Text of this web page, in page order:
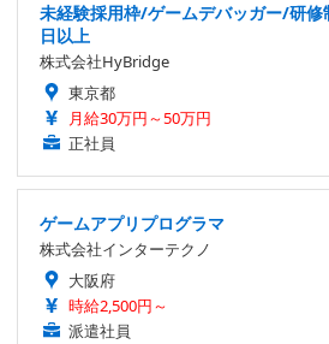
未経験採用枠/ゲームデバッガー/研
日以上
株式会社HyBridge
東京都
月給30万円～50万円
正社員
ゲームアプリプログラマ
株式会社インターテクノ
大阪府
時給2,500円～
派遣社員